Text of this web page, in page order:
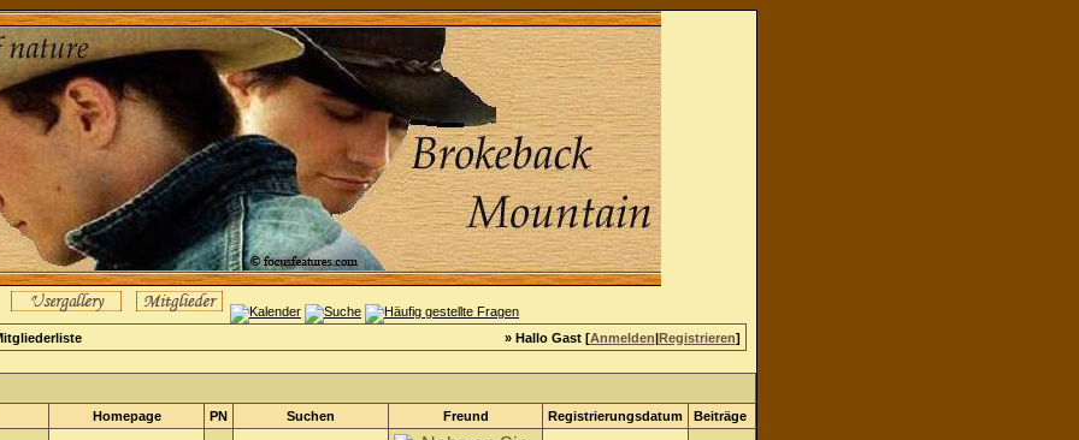
» Hallo Gast [Anmelden|Registrieren]
Homepage PN Suchen Freund Registrierungsdatum Beiträge